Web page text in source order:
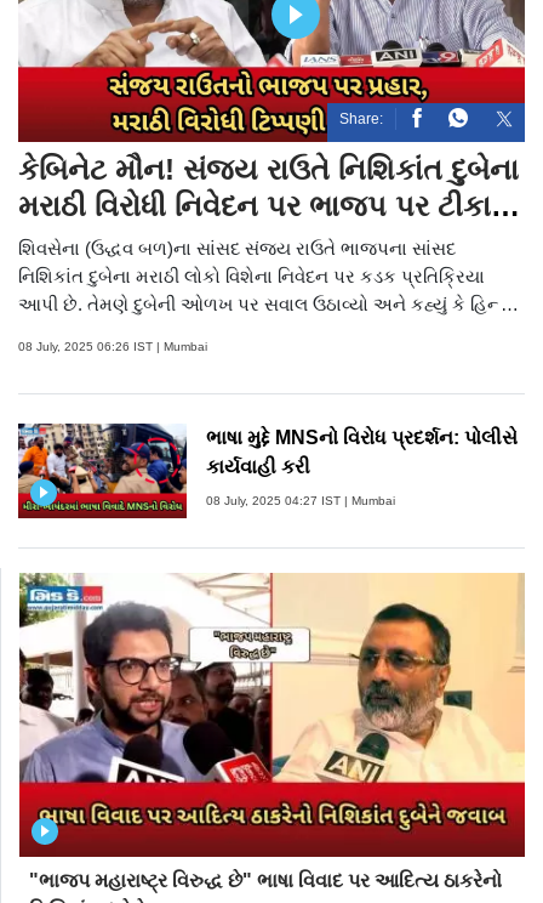
Share:
કેબિનેટ મૌન! સંજય રાઉતે નિશિકાંત દુબેના
મરાઠી વિરોધી નિવેદન પર ભાજપ પર ટીકા
કરી
શિવસેના (ઉદ્ધવ બળ)ના સાંસદ સંજય રાઉતે ભાજપના સાંસદ
નિશિકાંત દુબેના મરાઠી લોકો વિશેના નિવેદન પર કડક પ્રતિક્રિયા
આપી છે. તેમણે દુબેની ઓળખ પર સવાલ ઉઠાવ્યો અને કહ્યું કે હિન્દી
એમ પણ કહ્યું કે "આ પહેલા તો દુબે છે કોણ? મહારાષ્ટ્રના મુખ્યમંત્રી
08 July, 2025 06:26 IST | Mumbai
ભાષા મુદ્દે MNSનો વિરોધ પ્રદર્શન: પોલીસે
કાર્યવાહી કરી
08 July, 2025 04:27 IST | Mumbai
"ભાજપ મહારાષ્ટ્ર વિરુદ્ધ છે" ભાષા વિવાદ પર આદિત્ય ઠાકરેનો